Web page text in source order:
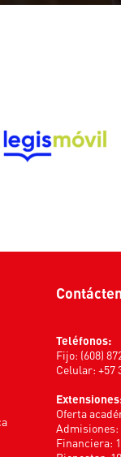
Teléfonos:
Fijo: (608)
Celular: +57
Oferta
Admisiones:
Financiera: